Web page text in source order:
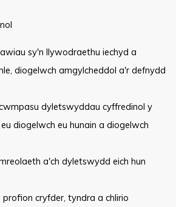
sy'n llywodraethu iechyd a
diogelwch amgylcheddol a'r defnydd
dyletswyddau cyffredinol y
diogelwch eu hunain a diogelwch
a'ch dyletswydd eich hun
cryfder, tyndra a chlirio